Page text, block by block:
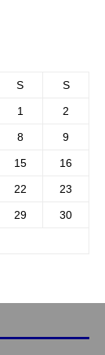
S S
1 2
8 9
15 16
22 23
29 30